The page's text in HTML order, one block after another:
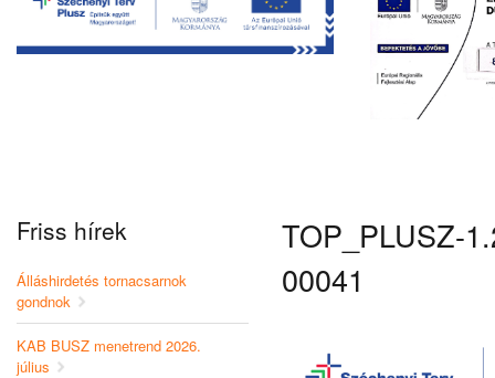
Friss hírek
Álláshirdetés tornacsarnok
gondnok
KAB BUSZ menetrend 2026.
július
TOP_PLUSZ-
00041